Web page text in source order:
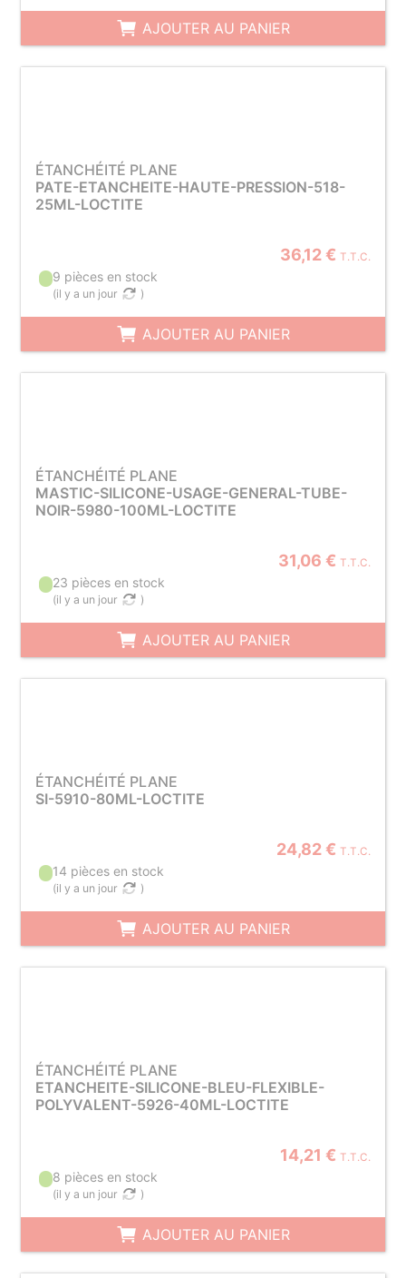
AJOUTER AU PANIER
ÉTANCHÉITÉ PLANE
PATE-ETANCHEITE-HAUTE-PRESSION-518-
25ML-LOCTITE
36,12 € T.T.C.
9 pièces en stock
(il y a un jour )
AJOUTER AU PANIER
ÉTANCHÉITÉ PLANE
MASTIC-SILICONE-USAGE-GENERAL-TUBE-
NOIR-5980-100ML-LOCTITE
31,06 € T.T.C.
23 pièces en stock
(il y a un jour )
AJOUTER AU PANIER
ÉTANCHÉITÉ PLANE
SI-5910-80ML-LOCTITE
24,82 € T.T.C.
14 pièces en stock
(il y a un jour )
AJOUTER AU PANIER
ÉTANCHÉITÉ PLANE
ETANCHEITE-SILICONE-BLEU-FLEXIBLE-
POLYVALENT-5926-40ML-LOCTITE
14,21 € T.T.C.
8 pièces en stock
(il y a un jour )
AJOUTER AU PANIER